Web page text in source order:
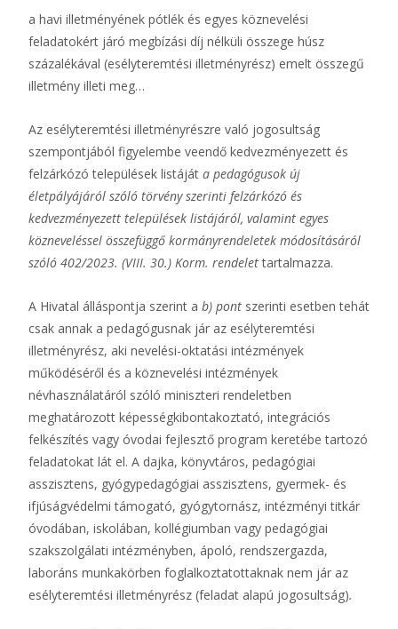
a havi illetményének pótlék és egyes köznevelési
feladatokért járó megbízási díj nélküli összege húsz
százalékával (esélyteremtési illetményrész) emelt összegű
illetmény illeti meg…
Az esélyteremtési illetményrészre való jogosultság
szempontjából figyelembe veendő kedvezményezett és
felzárkózó települések listáját a pedagógusok új
életpályájáról szóló törvény szerinti felzárkózó és
kedvezményezett települések listájáról, valamint egyes
közneveléssel összefüggő kormányrendeletek módosításáról
szóló 402/2023. (VIII. 30.) Korm. rendelettartalmazza.
A Hivatal álláspontja szerint a b) pont szerinti esetben tehát
csak annak a pedagógusnak jár az esélyteremtési
illetményrész, aki nevelési-oktatási intézmények
működéséről és a köznevelési intézmények
névhasználatáról szóló miniszteri rendeletben
meghatározott képességkibontakoztató, integrációs
felkészítés vagy óvodai fejlesztő program keretébe tartozó
feladatokat lát el. A dajka, könyvtáros, pedagógiai
asszisztens, gyógypedagógiai asszisztens, gyermek- és
ifjúságvédelmi támogató, gyógytornász, intézményi titkár
óvodában, iskolában, kollégiumban vagy pedagógiai
szakszolgálati intézményben, ápoló, rendszergazda,
laboráns munkakörben foglalkoztatottaknak nem jár az
esélyteremtési illetményrész (feladat alapú jogosultság).